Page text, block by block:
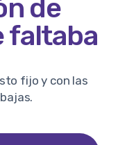
de
faltaba
fijo y con las